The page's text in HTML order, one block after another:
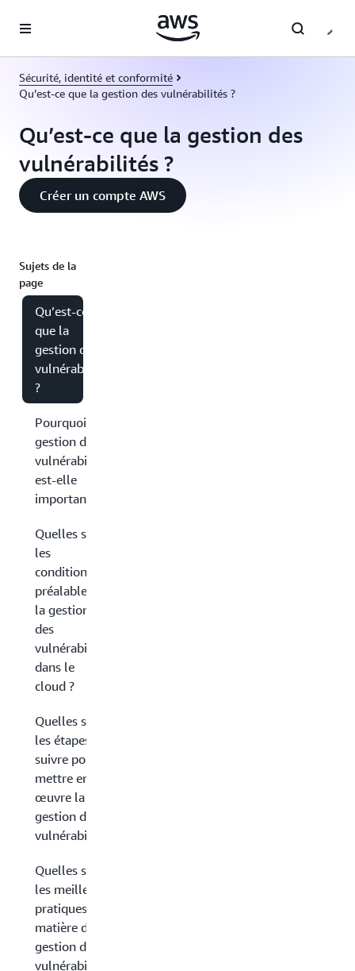
Sécurité, identité et conformité
Qu’est-ce que la gestion des vulnérabilités ?
Qu’est-ce que la gestion des
vulnérabilités ?
Créer un compte AWS
Sujets de la
page
Qu’est-ce
que la
gestion des
vulnérabilités
?
Pourquoi la
gestion des
vulnérabilités
est-elle
importante ?
Quelles sont
les
conditions
préalables à
la gestion
des
vulnérabilités
dans le
cloud ?
Quelles sont
les étapes à
suivre pour
mettre en
œuvre la
gestion des
vulnérabilités ?
Quelles sont
les meilleures
pratiques en
matière de
gestion des
vulnérabilités ?